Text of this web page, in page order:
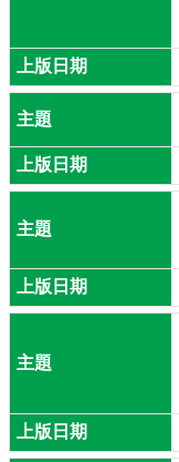
校
務
E
化
教
導
宣
總
務
宣
人
事